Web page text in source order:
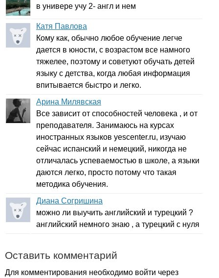
в универе учу 2- англ и нем
Катя Павлова
Кому как, обычно любое обучение легче
дается в юности, с возрастом все намного
тяжелее, поэтому и советуют обучать детей
языку с детства, когда любая информация
впитывается быстро и легко.
Арина Милявская
Все зависит от способностей человека , и от
преподавателя. Занимаюсь на курсах
иностранных языков yescenter.ru, изучаю
сейчас испанский и немецкий, никогда не
отличалась успеваемостью в школе, а языки
даются легко, просто потому что такая
методика обучения.
Диана Согришина
можно ли выучить английский и турецкий ?
английский немного знаю , а турецкий с нуля
Оставить комментарий
Для комментирования необходимо войти через